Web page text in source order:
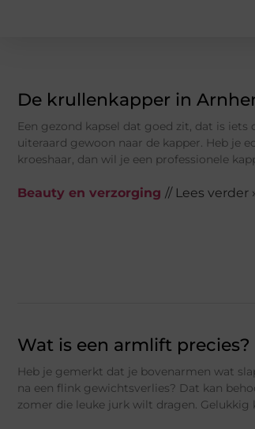
De krullenkapper in
Een gezond kapsel dat goed zit, dat is
uiteraard gewoon naar de kapper. Heb je
kroeshaar, dan wil je een professionele
Beauty en verzorging // Lees verder
Wat is een armlift precies?
Heb je gemerkt dat je bovenarmen wat
na een flink gewichtsverlies? Dat kan
zomer die leuke jurk wilt dragen.